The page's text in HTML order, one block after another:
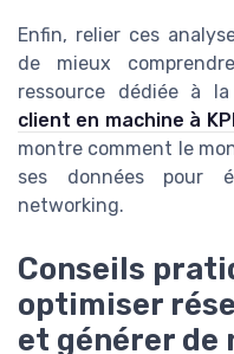
Enfin, relier ces
de mieux
ressource dédiée à la
client en machine à
montre comment le
ses données pour
networking.
Conseils
optimiser
et générer de